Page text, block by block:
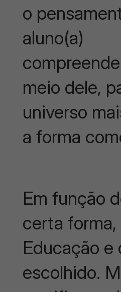
o
aluno(a)
meio dele,
universo
a forma
Em função
certa
Educação
escolhido.